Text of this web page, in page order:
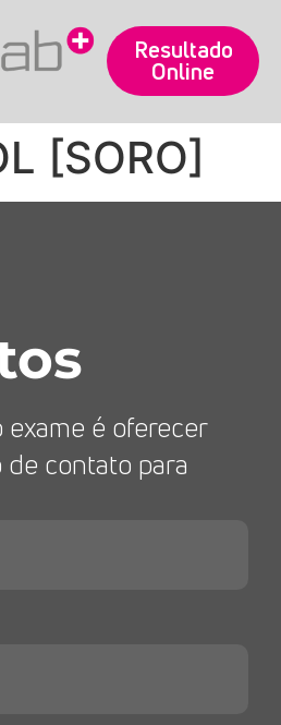
Resultado
Online
[SORO]
exame é oferecer
contato para